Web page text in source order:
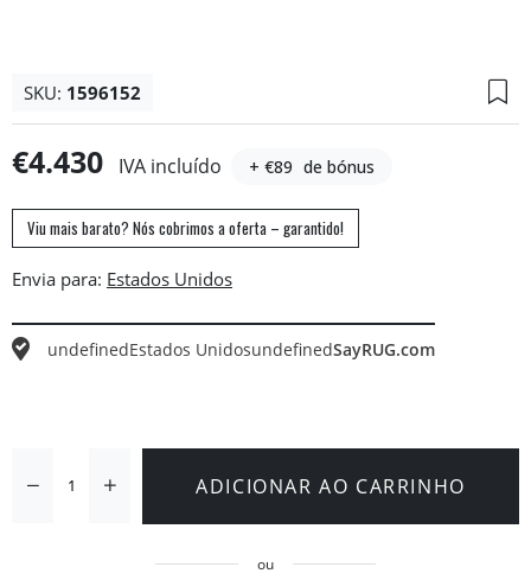
SKU: 1596152
€4.430 IVA incluído + €89 de bónus
Viu mais barato? Nós cobrimos a oferta – garantido!
Envia para:
undefinedEstados UnidosundefinedSayRUG.com
ADICIONAR AO CARRINHO
ou